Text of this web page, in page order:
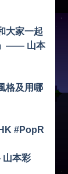
大家一起
」—— 山本
格及用哪
#PopR
本彩